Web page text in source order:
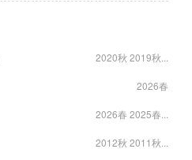
2020秋 2019秋...
2026春
2026春 2025春...
2012秋 2011秋...